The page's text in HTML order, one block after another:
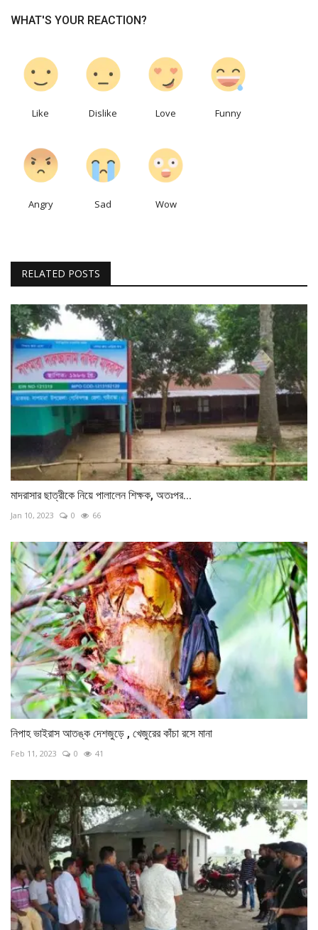
WHAT'S YOUR REACTION?
Like Dislike Love Funny
Angry Sad Wow
RELATED POSTS
মাদরাসার ছাত্রীকে নিয়ে পালালেন শিক্ষক, অতঃপর...
Jan 10, 2023 0 66
নিপাহ ভাইরাস আতঙ্ক দেশজুড়ে , খেজুরের কাঁচা রসে মানা
Feb 11, 2023 0 41